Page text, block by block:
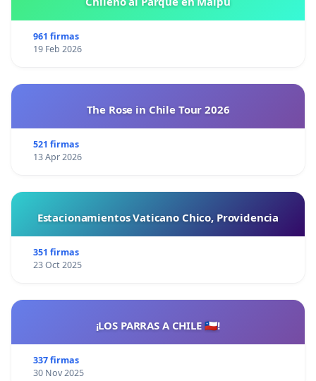
961 firmas
19 Feb 2026
The Rose in Chile Tour 2026
521 firmas
13 Apr 2026
Estacionamientos Vaticano Chico, Providencia
351 firmas
23 Oct 2025
¡LOS PARRAS A CHILE 🇨🇱!
337 firmas
30 Nov 2025